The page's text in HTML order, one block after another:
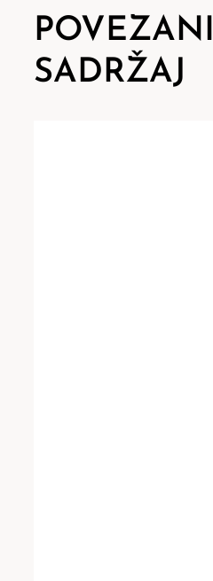
POVEZANI
SADRŽAJ